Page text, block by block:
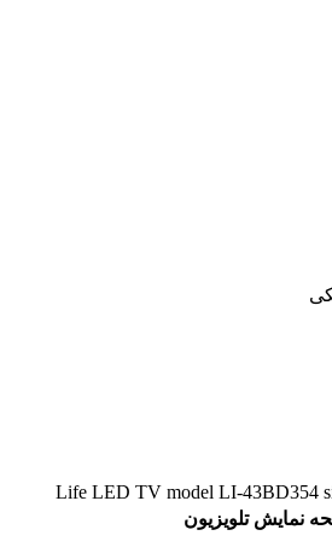
Life LED TV model LI-43BD354
نمایش تلویزیون